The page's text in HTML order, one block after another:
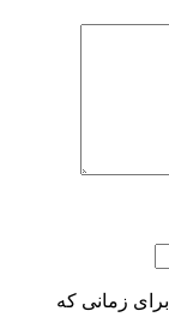
زمانی که